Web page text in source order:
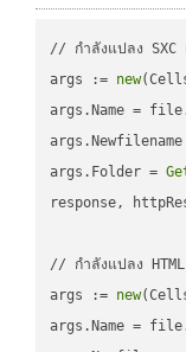
// กำลังแปลง SXC
args := new
args.Name =
args.Folder =
response,
// กำลังแปลง
args := new
args.Name =